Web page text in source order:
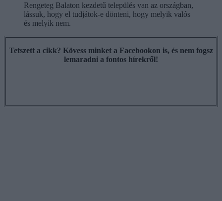
Rengeteg Balaton kezdetű település van az országban,
lássuk, hogy el tudjátok-e dönteni, hogy melyik valós
és melyik nem.
Tetszett a cikk? Kövess minket a Facebookon is, és nem fogsz
lemaradni a fontos hírekről!